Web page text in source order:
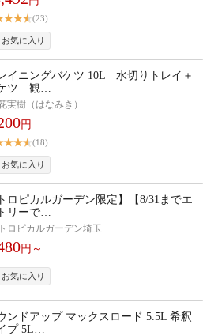
(23)
イニングバケツ 10L 水切りトレイ＋
ツ 観…
実樹（はなみき）
円
(18)
ロピカルガーデン限定】【8/31までエ
リーで…
トロピカルガーデン埼玉
円～
ンドアップ マックスロード 5.5L 希釈
プ 5L…